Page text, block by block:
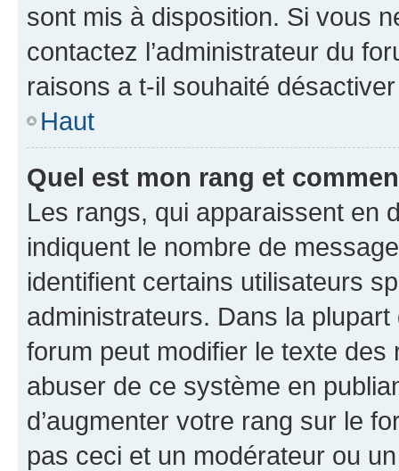
sont mis à disposition. Si vous
contactez l’administrateur du
raisons a t-il souhaité
Haut
Quel est mon rang et
Les rangs, qui apparaissent en
indiquent le nombre de
identifient certains utilisateurs
administrateurs. Dans la
forum peut modifier le texte
abuser de ce système en
d’augmenter votre rang sur le
pas ceci et un modérateur ou